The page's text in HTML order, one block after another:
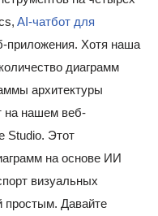
AI-чатбот для
приложения. Хотя наша
диаграмм
архитектуры
на нашем веб-
Studio. Этот
на основе ИИ
визуальных
простым. Давайте